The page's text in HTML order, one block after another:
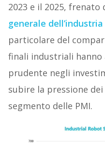
2023 e il 2025, frenato
generale
particolare del
finali industriali
prudente negli
subire la pressione
segmento delle PMI.